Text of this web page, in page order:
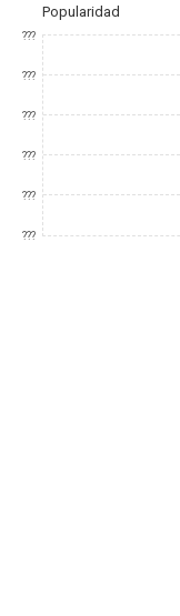
Popularidad
???
???
???
???
???
???